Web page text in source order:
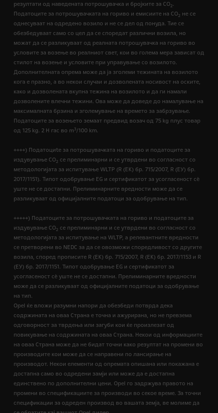
резултати од наведената потрошувачка и бројките за CO2.
Податоците за потрошувачката на гориво и емисиите на CO2 не се
однесуваат на одредено возило и не се дел од понуда. Тие се
обезбедуваат само со цел да се споредат различни возила, но
можат да се разликуваат од реалната потрошувачка на гориво во
условите за возење во реалниот свет, кои во голема мера зависат од
стилот на возење и условите при управување со возилото.
Дополнителната опрема може да ја зголеми тежината на возилото
кога е празно, а во некои случаи и дозволената носивост на оските,
како и дозволената вкупна тежина на возилото и да ги намали
дозволените влечни тежини. Ова може да доведе до намалување на
максималната брзина и зголемување на времето за забрзување.
Податоците за возењето земаат предвид возач од 75 kg плус товар
од 125 kg. 2 H гас во m3/100 km.
++++) Податоциte за потрошувачката на гориво и податоците за
издувување CO2 се прелиминарни и се утврдени во согласност со
методологијата за испитување WLTP (R (EК) бр. 715/2007, R (ЕУ) бр.
2017/1151). Типот одобрување EG и сертификатот за усогласеност сѐ
уште не се достапни. Прелиминарните вредности може да се
разликуваат од официјалните податоци за одобрување на тип.
+++++) Податоците за потрошувачката на гориво и податоците за
издувување CO2 се прелиминарни и се утврдени во согласност со
методологијата за испитување на WLTP, а релевантните вредности
се претворени во NEDC за да се овозможи споредливост со другите
возила, според прописите R (EК) бр. 715/2007, R (ЕК) бр. 2017/1153 и R
(ЕУ) бр. 2017/1151. Типот одобрување EG и сертификатот за
усогласеност сѐ уште не се достапни. Прелиминарните вредности
може да се разликуваат од официјалните податоци за одобрување
на тип.
Opel ќе вложи разумни напори да обезбеди потврда дека
содржината на оваа Страна е точна и ажурирана, но не превзема
одговорност за тврдења или загуби кои ќе произлезат од
повикување на содржината на оваа Страна. Некои од информациите
на оваа Страна може да не бидат точни како резултат на промени во
производите кои може да се направени по лансирање на
производот. Некои елементи од опремата опишана или покажана е
достапна само во одредени замји или може да е достапна
единствено по дополнителни цени. Opel го задржува правото на
промени во спецификациите за производи во секое време. За точни
спецификации за одреден производ во вашата земја, ве молиме да